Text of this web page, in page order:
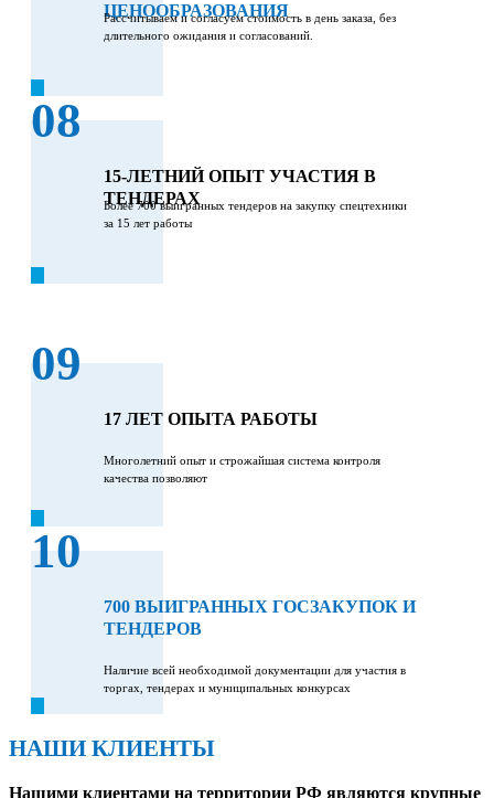
ЦЕНООБРАЗОВАНИЯ
Рассчитываем и согласуем стоимость в день заказа, без
длительного ожидания и согласований.
08
15-ЛЕТНИЙ ОПЫТ УЧАСТИЯ В
ТЕНДЕРАХ
Более 700 выигранных тендеров на закупку спецтехники
за 15 лет работы
09
17 ЛЕТ ОПЫТА РАБОТЫ
Многолетний опыт и строжайшая система контроля
качества позволяют
10
700 ВЫИГРАННЫХ ГОСЗАКУПОК И
ТЕНДЕРОВ
Наличие всей необходимой документации для участия в
торгах, тендерах и муниципальных конкурсах
НАШИ КЛИЕНТЫ
Нашими клиентами на территории РФ являются крупные